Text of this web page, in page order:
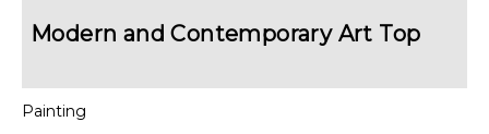
Modern and Contemporary Art Top
Painting